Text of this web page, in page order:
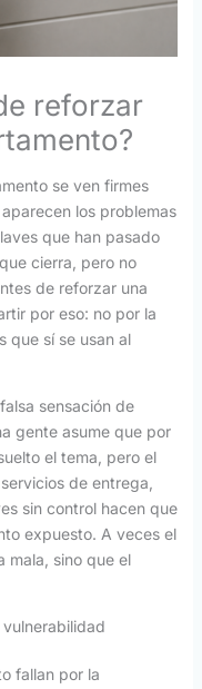
reforzar
se ven firmes
los problemas
que han pasado
cierra, pero no
de reforzar una
por eso: no por la
que sí se usan al
sensación de
gente asume que por
el tema, pero el
de entrega,
sin control hacen que
expuesto. A veces el
mala, sino que el
fallan por la